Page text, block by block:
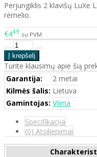
Perjungiklis 2 klavišų LuXe
rėmelio.
€449 su PVM
Turite klausimų apie šią
Garantija:
2 metai
Kilmės šalis: Lietuva
Gamintojas: Vilma
Specifikacija
(0) Atsiliepimai